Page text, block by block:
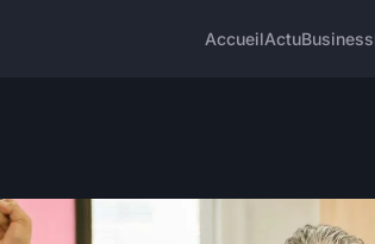
AccueilActuBusiness